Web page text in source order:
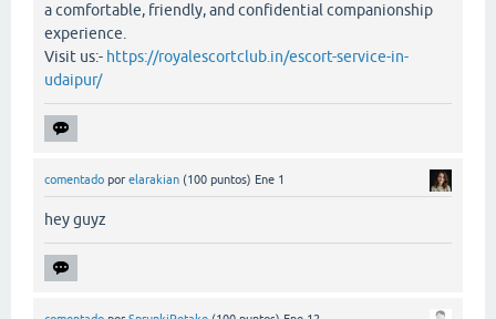
a comfortable, friendly, and confidential companionship
experience.
Visit us:- https://royalescortclub.in/escort-service-in-
udaipur/
comentado por elarakian (100 puntos) Ene 1
hey guyz